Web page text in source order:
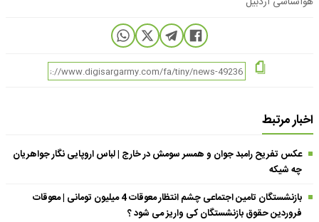
اخبار مرتبط
عکس تفریح رامبد جوان و همسر سومش در خارج | لباس اروپایی نگار جواهریان
چه شیکه
بازنشستگان تامین اجتماعی چشم انتظار معوقات 4 میلیون تومانی | معوقات
فروردین حقوق بازنشستگان کی واریز می شود ؟